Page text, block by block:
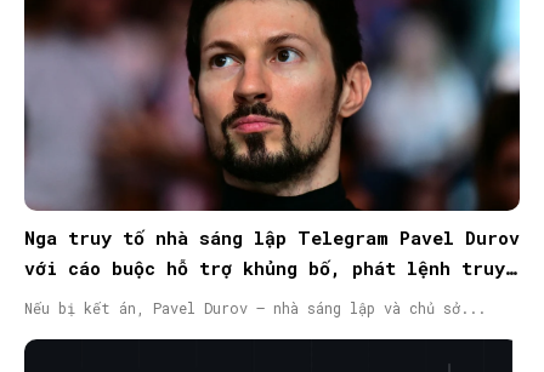
Nga truy tố nhà sáng lập Telegram Pavel Durov
với cáo buộc hỗ trợ khủng bố, phát lệnh truy
nã quốc tế
Nếu bị kết án, Pavel Durov – nhà sáng lập và chủ sở...